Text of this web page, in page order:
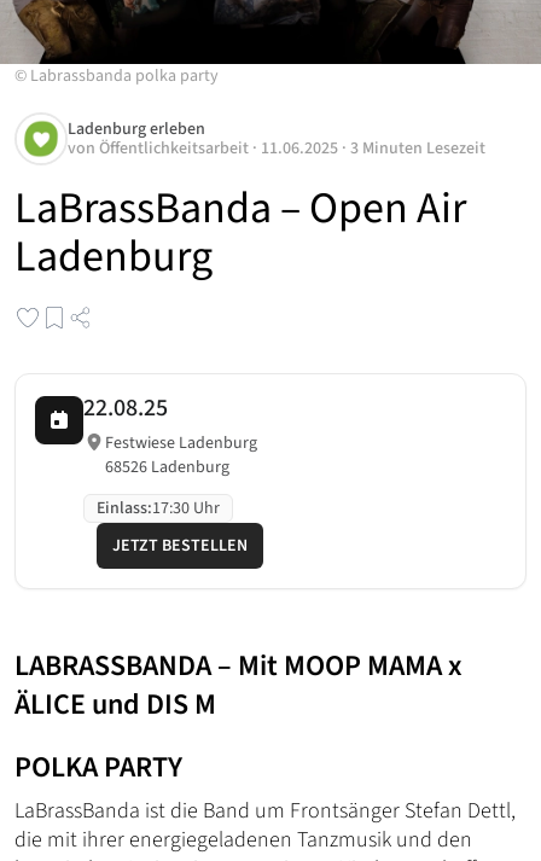
© Labrassbanda polka party
LaBrassBanda – Open Air
Ladenburg
Ladenburg erleben
von Öffentlichkeitsarbeit · 11.06.2025 · 3 Minuten Lesezeit
22.08.25
Festwiese Ladenburg
68526 Ladenburg
Einlass:17:30 Uhr
JETZT BESTELLEN
LABRASSBANDA – Mit MOOP MAMA x
ÄLICE und DIS M
POLKA PARTY
LaBrassBanda ist die Band um Frontsänger Stefan Dettl,
die mit ihrer energiegeladenen Tanzmusik und den